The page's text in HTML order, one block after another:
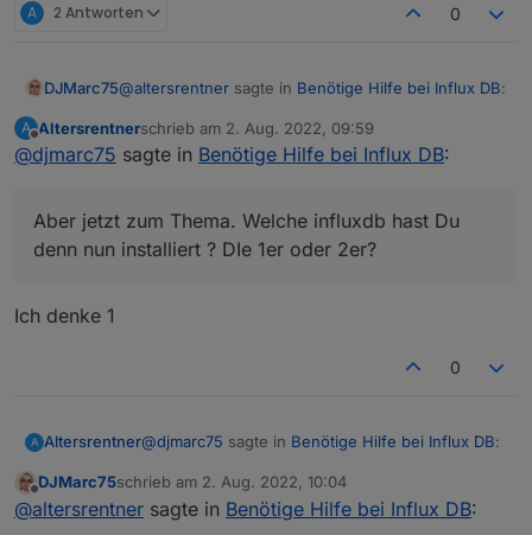
A 2 Antworten 0
DJMarc75@altersrentner sagte in Benötige Hilfe bei Influx DB:
Da hast Du aber eine schlechte Meinung von
Aber jetzt zum Thema. Welche influxdb hast Du
denn nun installiert ? DIe 1er oder 2er?
Und welche hattest Du vorher ?
A
Offline
Altersrentnerschrieb am 2. Aug. 2022, 09:59
zuletzt editiert von
@djmarc75 sagte in Benötige Hilfe bei Influx DB:
Aber jetzt zum Thema. Welche influxdb hast Du
denn nun installiert ? DIe 1er oder 2er?
Ich denke 1
0
A Altersrentner@djmarc75 sagte in Benötige Hilfe bei Influx DB:
Aber jetzt zum Thema. Welche influxdb hast
Offline
DJMarc75schrieb am 2. Aug. 2022, 10:04
zuletzt editiert von
@altersrentner sagte in Benötige Hilfe bei Influx DB: